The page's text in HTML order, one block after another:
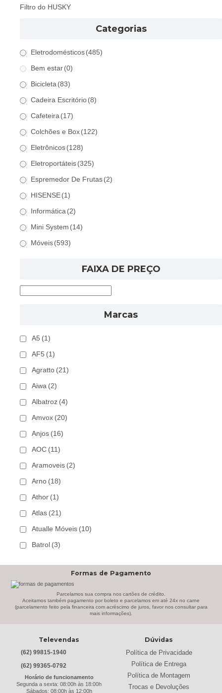
Filtro do HUSKY
Categorias
Eletrodomésticos (485)
Bem estar (0)
Bicicleta (83)
Cadeira Escritório (8)
Cafeteira (17)
Colchões e Box (122)
Eletrônicos (128)
Eletroportáteis (325)
Espremedor De Frutas (2)
HISENSE (1)
Informática (2)
Mini System (14)
Móveis (593)
FAIXA DE PREÇO
Marcas
A5 (1)
AF5 (1)
Agratto (21)
Aiwa (2)
Albatroz (4)
Amvox (20)
Anjos (16)
AOC (11)
Aramoveis (2)
Arno (18)
Athor (1)
Atlas (21)
Atualle Móveis (10)
Batrol (3)
Bem Estar Clima (2)
Bem Estar Estofados (3)
Bertolini (2)
Best (9)
Braslar (6)
Formas de Pagamento
Parcelamos sua compra nos cartões de crédito.
Aceitamos também pagamento por boleto e parcelamos em até 24x no carne
(parcelamento feito pela financeira com acréscimo de juros, favor nos consultar para
mais informações).
Televendas
(62) 99815-1940
(62) 99365-0792
Horário de funcionamento
Segunda a sexta: 08:00h às 18:00h
Sábados: 08:00h às 12:00h
Dúvidas
Política de Privacidade
Política de Entrega
Política de Montagem
Trocas e Devoluções